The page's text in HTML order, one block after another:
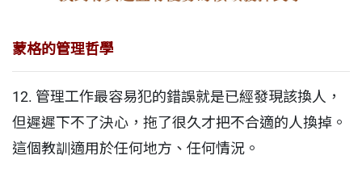
蒙格的管理哲學
12. 管理工作最容易犯的錯誤就是已經發現該換人，
但遲遲下不了決心，拖了很久才把不合適的人換掉。
這個教訓適用於任何地方、任何情況。